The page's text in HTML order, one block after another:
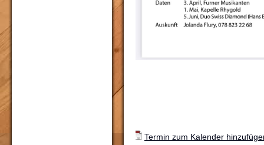
Termin zum Kalender